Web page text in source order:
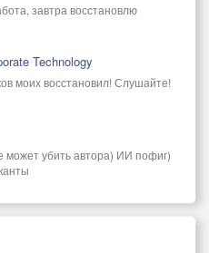
завтра восстановлю
Technology
моих восстановил! Слушайте!
может убить автора) ИИ пофиг)